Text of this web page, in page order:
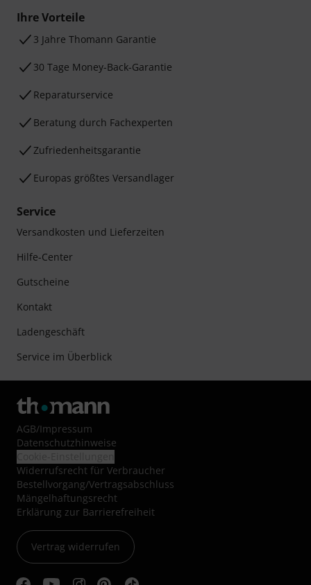
Ihre Vorteile
3 Jahre Thomann Garantie
30 Tage Money-Back-Garantie
Reparaturservice
Beratung durch Fachexperten
Zufriedenheitsgarantie
Europas größtes Versandlager
Service
Versandkosten und Lieferzeiten
Hilfe-Center
Gutscheine
Kontakt
Ladengeschäft
Service im Überblick
AGB/Impressum
Datenschutzhinweise
Widerrufsrecht für Verbraucher
Bestellvorgang/Vertragsabschluss
Mängelhaftungsrecht
Erklärung zur Barrierefreiheit
Vertrag widerrufen